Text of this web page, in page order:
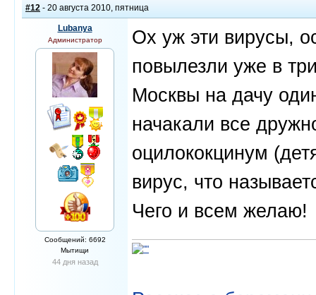
#12 - 20 августа 2010, пятница
Lubanya
Администратор
Сообщений: 6692
Мытищи
44 дня назад
Ох уж эти вирусы,
повылезли уже в
Москвы на дачу
начакали все
оцилококцинум
вирус, что
Чего и всем желаю!